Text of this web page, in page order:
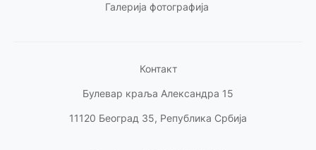
Галерија фотографија
Контакт
Булевар краља Александра 15
11120 Београд 35, Република Србија